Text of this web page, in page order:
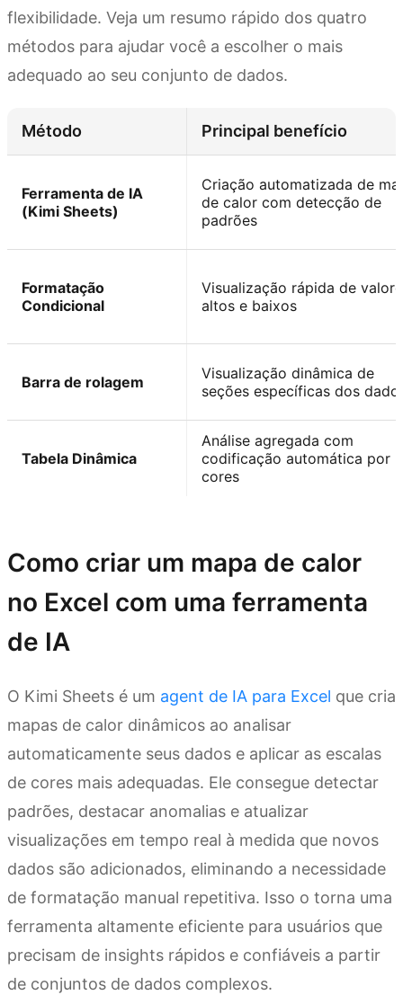
flexibilidade. Veja um resumo rápido dos quatro
métodos para ajudar você a escolher o mais
adequado ao seu conjunto de dados.
Método Principal benefício
Ferramenta de IA
(Kimi Sheets)
Criação automatizada de
de calor com detecção de
padrões
Formatação
Condicional
Visualização rápida de
altos e baixos
Barra de rolagem
Visualização dinâmica de
seções específicas dos
Tabela Dinâmica
Análise agregada com
codificação automática por
cores
Como criar um mapa de calor
no Excel com uma ferramenta
de IA
O Kimi Sheets é um agent de IA para Excel que cria
mapas de calor dinâmicos ao analisar
automaticamente seus dados e aplicar as escalas
de cores mais adequadas. Ele consegue detectar
padrões, destacar anomalias e atualizar
visualizações em tempo real à medida que novos
dados são adicionados, eliminando a necessidade
de formatação manual repetitiva. Isso o torna uma
ferramenta altamente eficiente para usuários que
precisam de insights rápidos e confiáveis a partir
de conjuntos de dados complexos.